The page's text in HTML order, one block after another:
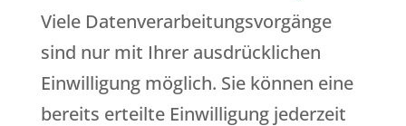
Viele Datenverarbeitungsvorgänge
sind nur mit Ihrer ausdrücklichen
Einwilligung möglich. Sie können eine
bereits erteilte Einwilligung jederzeit